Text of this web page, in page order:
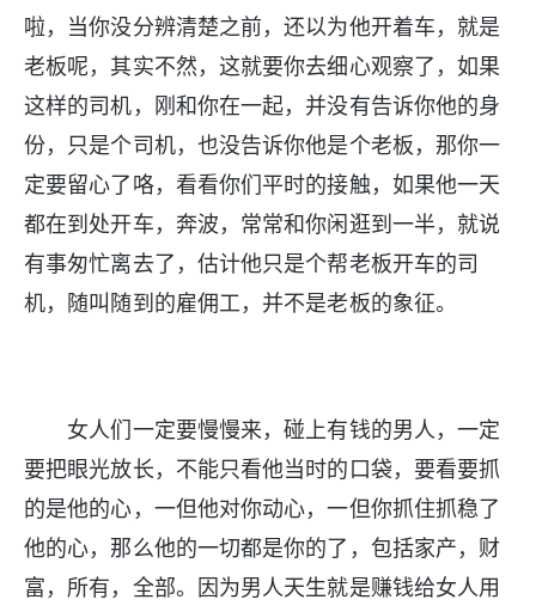
啦，当你没分辨清楚之前，还以为他开着车，就是
老板呢，其实不然，这就要你去细心观察了，如果
这样的司机，刚和你在一起，并没有告诉你他的身
份，只是个司机，也没告诉你他是个老板，那你一
定要留心了咯，看看你们平时的接触，如果他一天
都在到处开车，奔波，常常和你闲逛到一半，就说
有事匆忙离去了，估计他只是个帮老板开车的司
机，随叫随到的雇佣工，并不是老板的象征。
女人们一定要慢慢来，碰上有钱的男人，一定
要把眼光放长，不能只看他当时的口袋，要看要抓
的是他的心，一但他对你动心，一但你抓住抓稳了
他的心，那么他的一切都是你的了，包括家产，财
富，所有，全部。因为男人天生就是赚钱给女人用